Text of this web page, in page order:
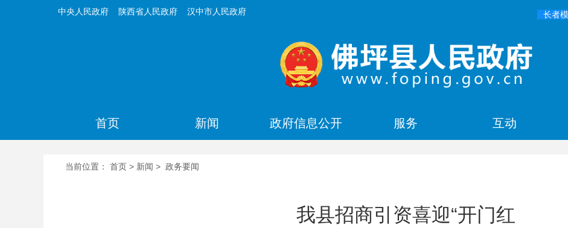
中央人民政府 陕西省人民政府 汉中市人民政府 长者
首页 新闻 政府信息公开 服务 互动
当前位置： 首页 > 新闻 > 政务要闻
我县招商引资喜迎“开门红